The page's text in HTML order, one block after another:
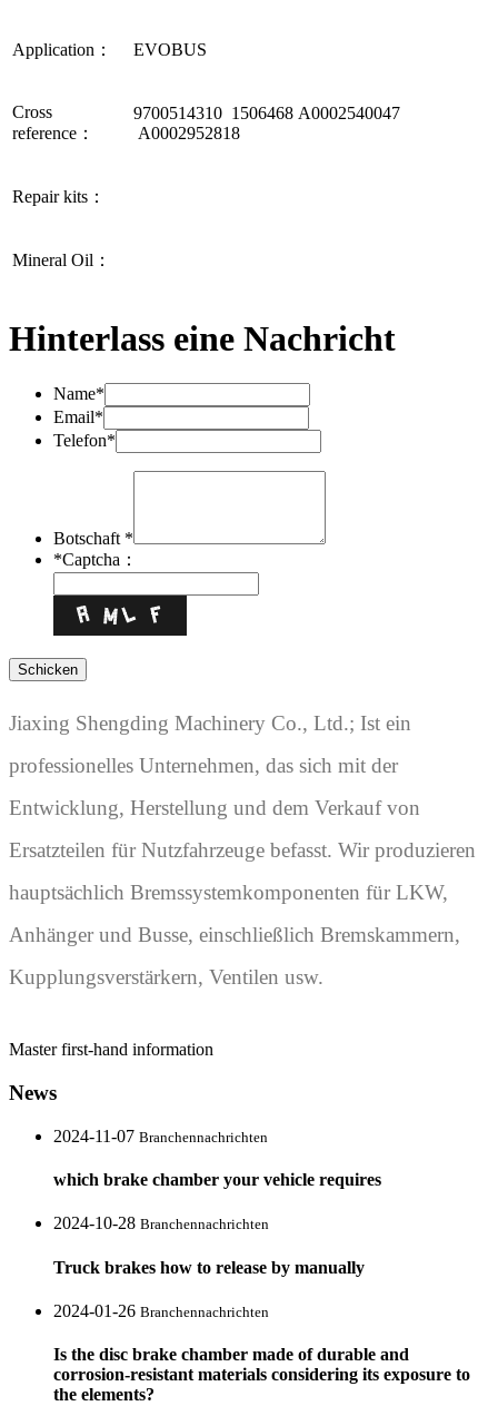
Application： EVOBUS
Cross
reference：
9700514310 1506468 A0002540047
A0002952818
Repair kits：
Mineral Oil：
Hinterlass eine Nachricht
Name*
Email*
Telefon*
Botschaft *
*Captcha：
Jiaxing Shengding Machinery Co., Ltd.; Ist ein
professionelles Unternehmen, das sich mit der
Entwicklung, Herstellung und dem Verkauf von
Ersatzteilen für Nutzfahrzeuge befasst. Wir produzieren
hauptsächlich Bremssystemkomponenten für LKW,
Anhänger und Busse, einschließlich Bremskammern,
Kupplungsverstärkern, Ventilen usw.
Master first-hand information
News
2024-11-07 Branchennachrichten
which brake chamber your vehicle requires
2024-10-28 Branchennachrichten
Truck brakes how to release by manually
2024-01-26 Branchennachrichten
Is the disc brake chamber made of durable and
corrosion-resistant materials considering its exposure to
the elements?